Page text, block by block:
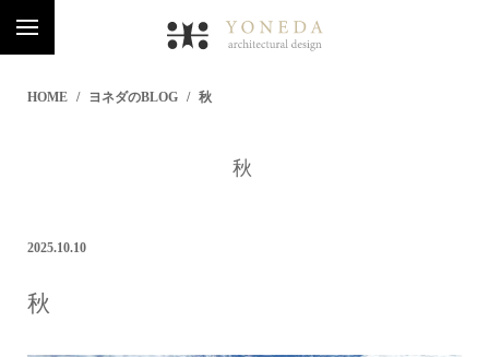
HOME ヨネダのBLOG 秋
秋
2025.10.10
秋